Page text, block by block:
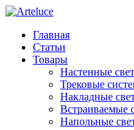
Главная
Статьи
Товары
Настенные
Трековые
Накладные
Встраиваемые
Напольные